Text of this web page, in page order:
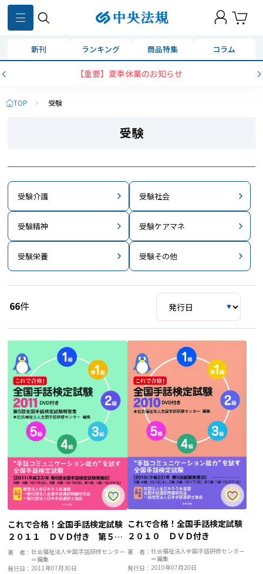
新刊 ランキング 商品特集 コラム
コンビニ決済に「セブンイレブン」を追加いたしま
TOP > 受験
受験
受験介護 受験社会
受験精神 受験ケアマネ
受験栄養 受験その他
66件
これで合格！全国手話検定試験
２０１１ ＤＶＤ付き 第５回
全国手話検定試験解答集
著 者：社会福祉法人全国手話研修センター
＝編集
発行日：2011年07月30日
これで合格！全国手話検定試験
２０１０ ＤＶＤ付き
著 者： 社会福祉法人全国手話研修センター
＝編集
発行日： 2010年07月20日